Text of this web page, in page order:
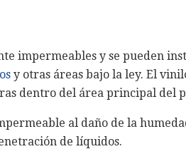
impermeables y se pueden
y otras áreas bajo la ley. El
dentro del área principal del
al daño de la
de líquidos.